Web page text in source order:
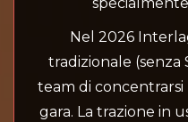
Nel 2026
tradizionale
team di
gara. La trazione in